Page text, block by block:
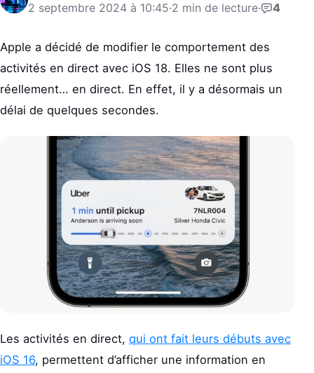
2 septembre 2024 à 10:45·2 min de lecture· 4
Apple a décidé de modifier le comportement des
activités en direct avec iOS 18. Elles ne sont plus
réellement… en direct. En effet, il y a désormais un
délai de quelques secondes.
Les activités en direct, qui ont fait leurs débuts avec
iOS 16, permettent d’afficher une information en